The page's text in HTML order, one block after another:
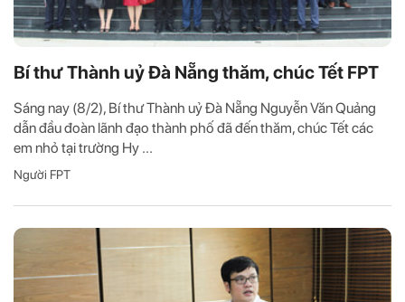
Bí thư Thành uỷ Đà Nẵng thăm, chúc Tết FPT
Sáng nay (8/2), Bí thư Thành uỷ Đà Nẵng Nguyễn Văn Quảng
dẫn đầu đoàn lãnh đạo thành phố đã đến thăm, chúc Tết các
em nhỏ tại trường Hy ...
Người FPT